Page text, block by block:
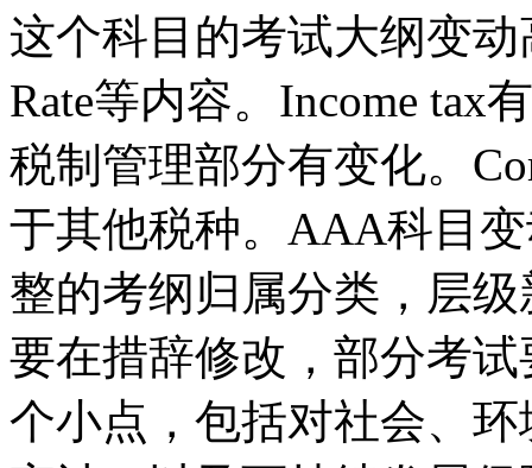
这个科目的考试大纲变
Rate等内容。Income tax
税制管理部分有变化。
于其他税种。AAA科目
整的考纲归属分类，层
要在措辞修改，部分考
个小点，包括对社会、